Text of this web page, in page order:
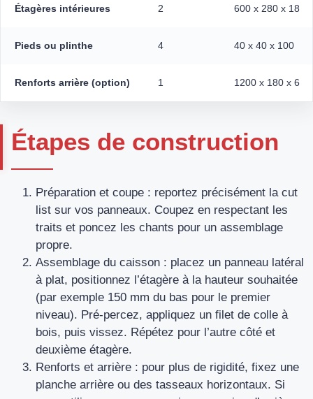
Étagères intérieures 2 600 x 280 x 18
Pieds ou plinthe 4 40 x 40 x 100
Renforts arrière (option) 1 1200 x 180 x 6
Étapes de construction
Préparation et coupe : reportez précisément la cut
list sur vos panneaux. Coupez en respectant les
traits et poncez les chants pour un assemblage
propre.
Assemblage du caisson : placez un panneau latéral
à plat, positionnez l’étagère à la hauteur souhaitée
(par exemple 150 mm du bas pour le premier
niveau). Pré-percez, appliquez un filet de colle à
bois, puis vissez. Répétez pour l’autre côté et
deuxième étagère.
Renforts et arrière : pour plus de rigidité, fixez une
planche arrière ou des tasseaux horizontaux. Si